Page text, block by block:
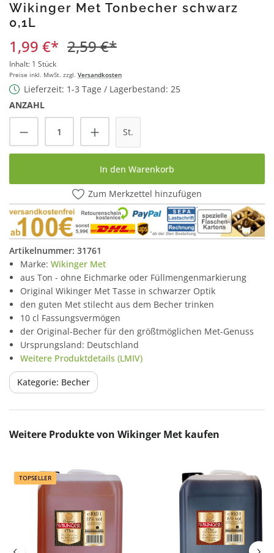
Wikinger Met Tonbecher schwarz
0,1L
1,99 €* 2,59 €*
Inhalt: 1 Stück
Preise inkl. MwSt. zzgl. Versandkosten
Lieferzeit: 1-3 Tage / Lagerbestand: 25
ANZAHL
Produkt Anzahl: Gib den gewünschten
St.
In den Warenkorb
Zum Merkzettel hinzufügen
Artikelnummer: 31761
Marke: Wikinger Met
aus Ton - ohne Eichmarke oder Füllmengenmarkierung
Original Wikinger Met Tasse in schwarzer Optik
den guten Met stilecht aus dem Becher trinken
10 cl Fassungsvermögen
der Original-Becher für den größtmöglichen Met-Genuss
Ursprungsland: Deutschland
Weitere Produktdetails (LMIV)
Kategorie: Becher
Produktgalerie überspringen
Weitere Produkte von Wikinger Met kaufen
TOPSELLER